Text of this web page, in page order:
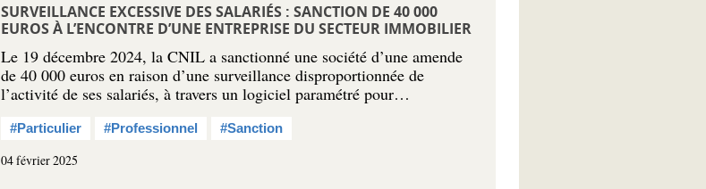
SURVEILLANCE EXCESSIVE DES SALARIÉS : SANCTION DE 40 000
EUROS À L’ENCONTRE D’UNE ENTREPRISE DU SECTEUR IMMOBILIER
Le 19 décembre 2024, la CNIL a sanctionné une société d’une amende
de 40 000 euros en raison d’une surveillance disproportionnée de
l’activité de ses salariés, à travers un logiciel paramétré pour…
#Particulier #Professionnel #Sanction
04 février 2025